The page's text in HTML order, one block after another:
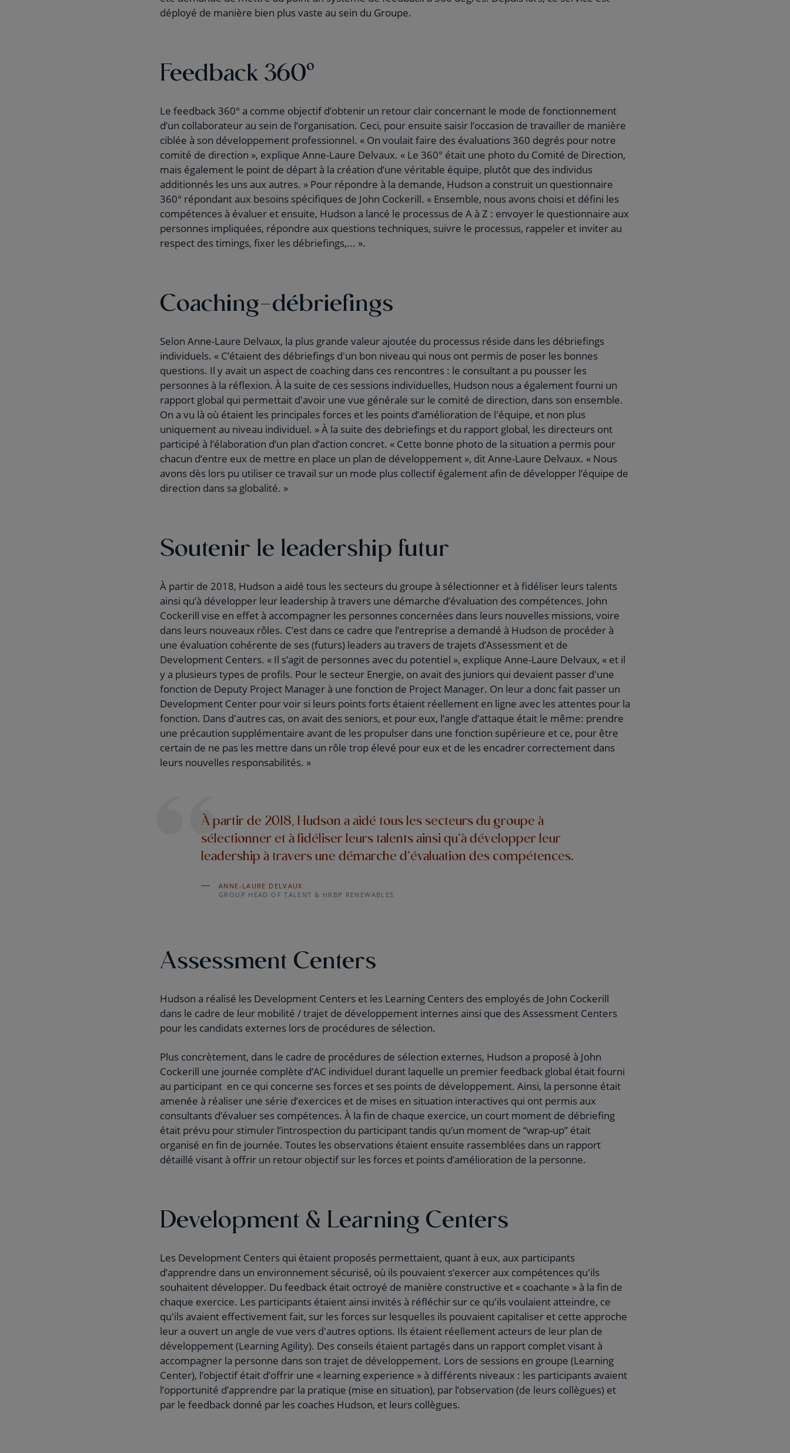
déployé de manière bien plus vaste au sein du Groupe.
Feedback 360°
Le feedback 360° a comme objectif d’obtenir un retour clair concernant le mode de fonctionnement
d’un collaborateur au sein de l’organisation. Ceci, pour ensuite saisir l’occasion de travailler de manière
ciblée à son développement professionnel. « On voulait faire des évaluations 360 degrés pour notre
comité de direction », explique Anne-Laure Delvaux. « Le 360° était une photo du Comité de Direction,
mais également le point de départ à la création d’une véritable équipe, plutôt que des individus
additionnés les uns aux autres. » Pour répondre à la demande, Hudson a construit un questionnaire
360° répondant aux besoins spécifiques de John Cockerill. « Ensemble, nous avons choisi et défini les
compétences à évaluer et ensuite, Hudson a lancé le processus de A à Z : envoyer le questionnaire aux
personnes impliquées, répondre aux questions techniques, suivre le processus, rappeler et inviter au
respect des timings, fixer les débriefings,... ».
Coaching-débriefings
Selon Anne-Laure Delvaux, la plus grande valeur ajoutée du processus réside dans les débriefings
individuels. « C’étaient des débriefings d'un bon niveau qui nous ont permis de poser les bonnes
questions. Il y avait un aspect de coaching dans ces rencontres : le consultant a pu pousser les
personnes à la réflexion. À la suite de ces sessions individuelles, Hudson nous a également fourni un
rapport global qui permettait d'avoir une vue générale sur le comité de direction, dans son ensemble.
On a vu là où étaient les principales forces et les points d’amélioration de l'équipe, et non plus
uniquement au niveau individuel. » À la suite des debriefings et du rapport global, les directeurs ont
participé à l’élaboration d’un plan d’action concret. « Cette bonne photo de la situation a permis pour
chacun d’entre eux de mettre en place un plan de développement », dit Anne-Laure Delvaux. « Nous
avons dès lors pu utiliser ce travail sur un mode plus collectif également afin de développer l’équipe de
direction dans sa globalité. »
Soutenir le leadership futur
À partir de 2018, Hudson a aidé tous les secteurs du groupe à sélectionner et à fidéliser leurs talents
ainsi qu’à développer leur leadership à travers une démarche d’évaluation des compétences. John
Cockerill vise en effet à accompagner les personnes concernées dans leurs nouvelles missions, voire
dans leurs nouveaux rôles. C’est dans ce cadre que l’entreprise a demandé à Hudson de procéder à
une évaluation cohérente de ses (futurs) leaders au travers de trajets d’Assessment et de
Development Centers. « Il s’agit de personnes avec du potentiel », explique Anne-Laure Delvaux, « et il
y a plusieurs types de profils. Pour le secteur Energie, on avait des juniors qui devaient passer d'une
fonction de Deputy Project Manager à une fonction de Project Manager. On leur a donc fait passer un
Development Center pour voir si leurs points forts étaient réellement en ligne avec les attentes pour la
fonction. Dans d'autres cas, on avait des seniors, et pour eux, l’angle d’attaque était le même: prendre
une précaution supplémentaire avant de les propulser dans une fonction supérieure et ce, pour être
certain de ne pas les mettre dans un rôle trop élevé pour eux et de les encadrer correctement dans
leurs nouvelles responsabilités. »
À partir de 2018, Hudson a aidé tous les secteurs du groupe à
sélectionner et à fidéliser leurs talents ainsi qu’à développer leur
leadership à travers une démarche d’évaluation des compétences.
ANNE-LAURE DELVAUX
GROUP HEAD OF TALENT & HRBP RENEWABLES
Assessment Centers
Hudson a réalisé les Development Centers et les Learning Centers des employés de John Cockerill
dans le cadre de leur mobilité / trajet de développement internes ainsi que des Assessment Centers
pour les candidats externes lors de procédures de sélection.
Plus concrètement, dans le cadre de procédures de sélection externes, Hudson a proposé à John
Cockerill une journée complète d’AC individuel durant laquelle un premier feedback global était fourni
au participant en ce qui concerne ses forces et ses points de développement. Ainsi, la personne était
amenée à réaliser une série d’exercices et de mises en situation interactives qui ont permis aux
consultants d’évaluer ses compétences. À la fin de chaque exercice, un court moment de débriefing
était prévu pour stimuler l’introspection du participant tandis qu’un moment de “wrap-up” était
organisé en fin de journée. Toutes les observations étaient ensuite rassemblées dans un rapport
détaillé visant à offrir un retour objectif sur les forces et points d’amélioration de la personne.
Development & Learning Centers
Les Development Centers qui étaient proposés permettaient, quant à eux, aux participants
d’apprendre dans un environnement sécurisé, où ils pouvaient s’exercer aux compétences qu'ils
souhaitent développer. Du feedback était octroyé de manière constructive et « coachante » à la fin de
chaque exercice. Les participants étaient ainsi invités à réfléchir sur ce qu'ils voulaient atteindre, ce
qu'ils avaient effectivement fait, sur les forces sur lesquelles ils pouvaient capitaliser et cette approche
leur a ouvert un angle de vue vers d'autres options. Ils étaient réellement acteurs de leur plan de
développement (Learning Agility). Des conseils étaient partagés dans un rapport complet visant à
accompagner la personne dans son trajet de développement. Lors de sessions en groupe (Learning
Center), l’objectif était d’offrir une « learning experience » à différents niveaux : les participants avaient
l’opportunité d’apprendre par la pratique (mise en situation), par l’observation (de leurs collègues) et
par le feedback donné par les coaches Hudson, et leurs collègues.